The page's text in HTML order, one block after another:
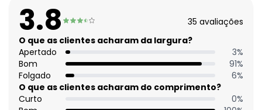
Tecido: Viscose plana
Composição: 100% viscose
Histórico de preços
O preço apresentado abaixo é o menor oferecido em
algum dia do mês, para o menor tamanho disponível.
agosto/2026
julho/2026 N/D*
3.8 35 avaliações
O que as clientes acharam da largura?
Apertado
3%
Bom
91%
Folgado
6%
O que as clientes acharam do comprimento?
Curto
0%